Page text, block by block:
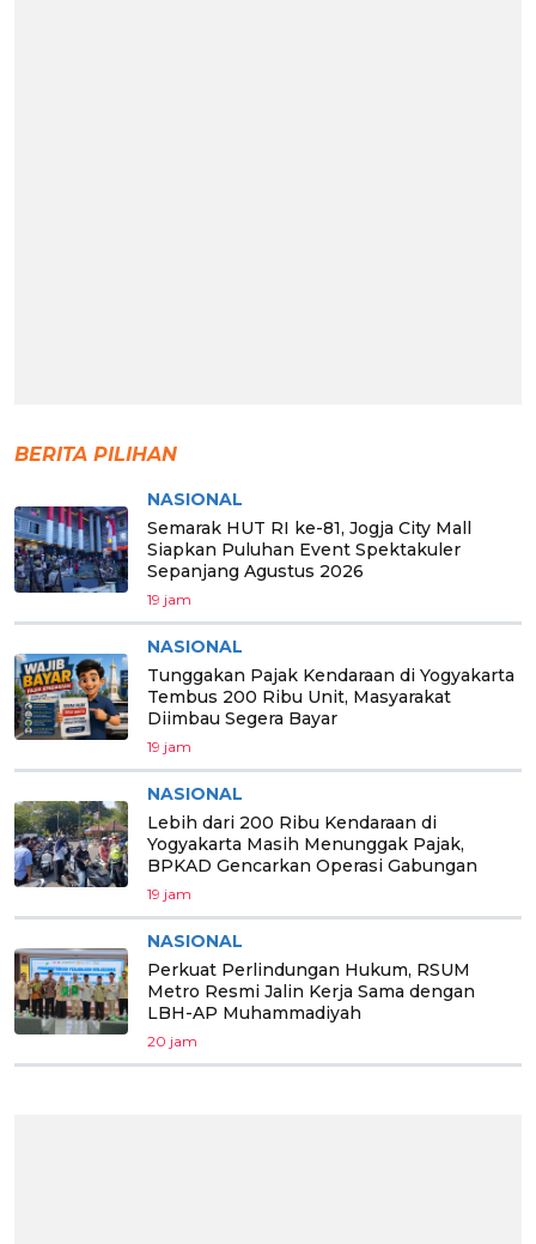
BERITA PILIHAN
NASIONAL
Semarak HUT RI ke-81, Jogja City Mall
Siapkan Puluhan Event Spektakuler
Sepanjang Agustus 2026
19 jam
NASIONAL
Tunggakan Pajak Kendaraan di Yogyakarta
Tembus 200 Ribu Unit, Masyarakat
Diimbau Segera Bayar
19 jam
NASIONAL
Lebih dari 200 Ribu Kendaraan di
Yogyakarta Masih Menunggak Pajak,
BPKAD Gencarkan Operasi Gabungan
19 jam
NASIONAL
Perkuat Perlindungan Hukum, RSUM
Metro Resmi Jalin Kerja Sama dengan
LBH-AP Muhammadiyah
20 jam